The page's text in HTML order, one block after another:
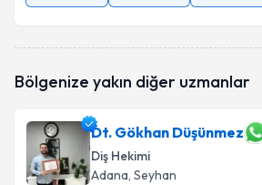
Bölgenize yakın diğer uzmanlar
Dt. Gökhan Düşünmez
Diş Hekimi
Adana, Seyhan